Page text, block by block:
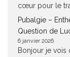
cœur pour le
Pubalgie –
Question de
6 janvier 2026
Bonjour je vois